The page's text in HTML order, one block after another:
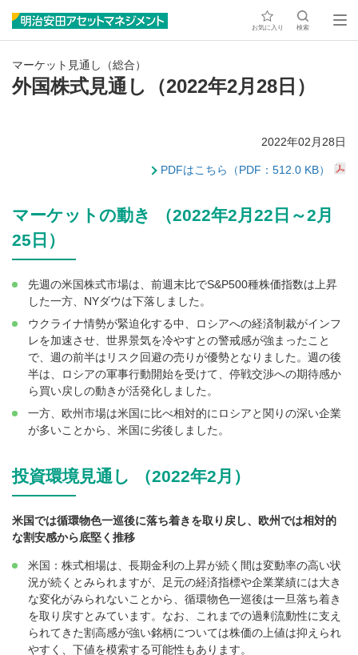
お気に入り 検索
マーケット見通し（総合）
外国株式見通し（2022年2月28日）
2022年02月28日
PDFはこちら（PDF：512.0 KB）
マーケットの動き （2022年2月22日～2月
25日）
先週の米国株式市場は、前週末比でS&P500種株価指数は上昇
した一方、NYダウは下落しました。
ウクライナ情勢が緊迫化する中、ロシアへの経済制裁がインフ
レを加速させ、世界景気を冷やすとの警戒感が強まったこと
で、週の前半はリスク回避の売りが優勢となりました。週の後
半は、ロシアの軍事行動開始を受けて、停戦交渉への期待感か
ら買い戻しの動きが活発化しました。
一方、欧州市場は米国に比べ相対的にロシアと関りの深い企業
が多いことから、米国に劣後しました。
投資環境見通し （2022年2月）
米国では循環物色一巡後に落ち着きを取り戻し、欧州では相対的
な割安感から底堅く推移
米国：株式相場は、長期金利の上昇が続く間は変動率の高い状
況が続くとみられますが、足元の経済指標や企業業績には大き
な変化がみられないことから、循環物色一巡後は一旦落ち着き
を取り戻すとみています。なお、これまでの過剰流動性に支え
られてきた割高感が強い銘柄については株価の上値は抑えられ
やすく、下値を模索する可能性もあります。